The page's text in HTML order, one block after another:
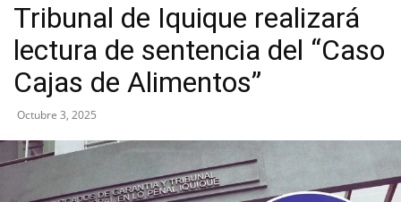
Tribunal de Iquique realizará
lectura de sentencia del “Caso
Cajas de Alimentos”
Octubre 3, 2025